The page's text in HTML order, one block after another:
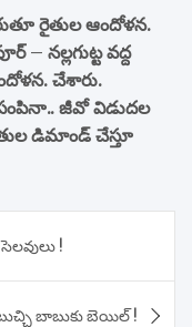
రైతుల ఆందోళన.
నల్లగుట్ట వద్ద
చేశారు.
పంపినా.. జీవో విడుదల
డిమాండ్ చేస్తూ
!
బాబుకు బెయిల్ !